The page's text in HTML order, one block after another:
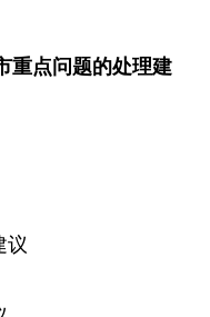
重点问题的处理建
议